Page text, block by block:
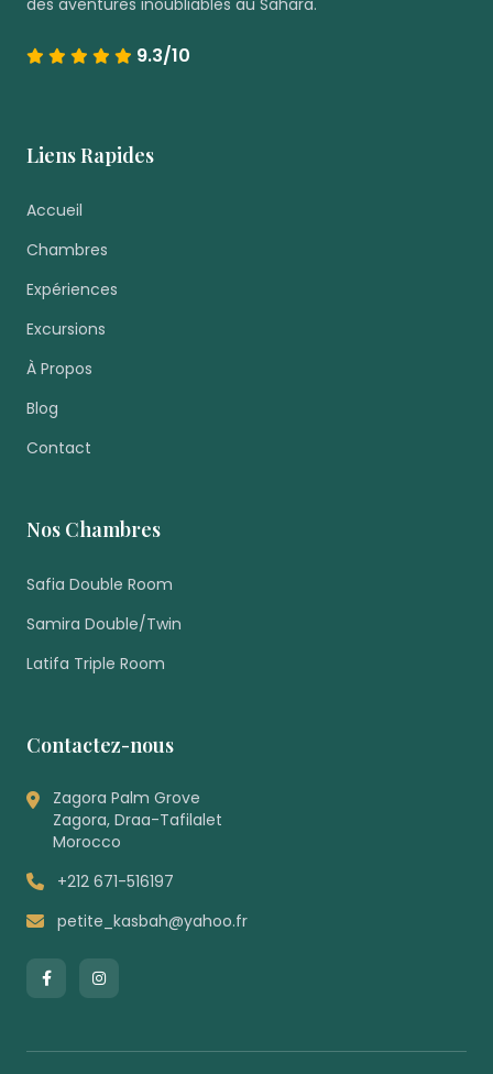
des aventures inoubliables au Sahara.
9.3/10
Liens Rapides
Accueil
Chambres
Expériences
Excursions
À Propos
Blog
Contact
Nos Chambres
Safia Double Room
Samira Double/Twin
Latifa Triple Room
Contactez-nous
Zagora Palm Grove
Zagora, Draa-Tafilalet
Morocco
+212 671-516197
petite_kasbah@yahoo.fr